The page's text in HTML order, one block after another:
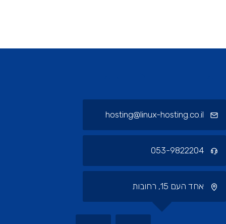
hosting@linux-hosting.co.il
053-9822204
אחד העם 15, רחובות